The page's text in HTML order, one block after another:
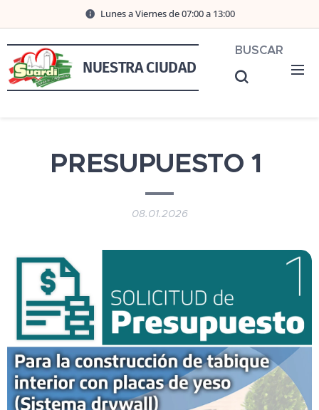
Lunes a Viernes de 07:00 a 13:00
NUESTRA CIUDAD
BUSCAR
PRESUPUESTO 1
08.01.2026